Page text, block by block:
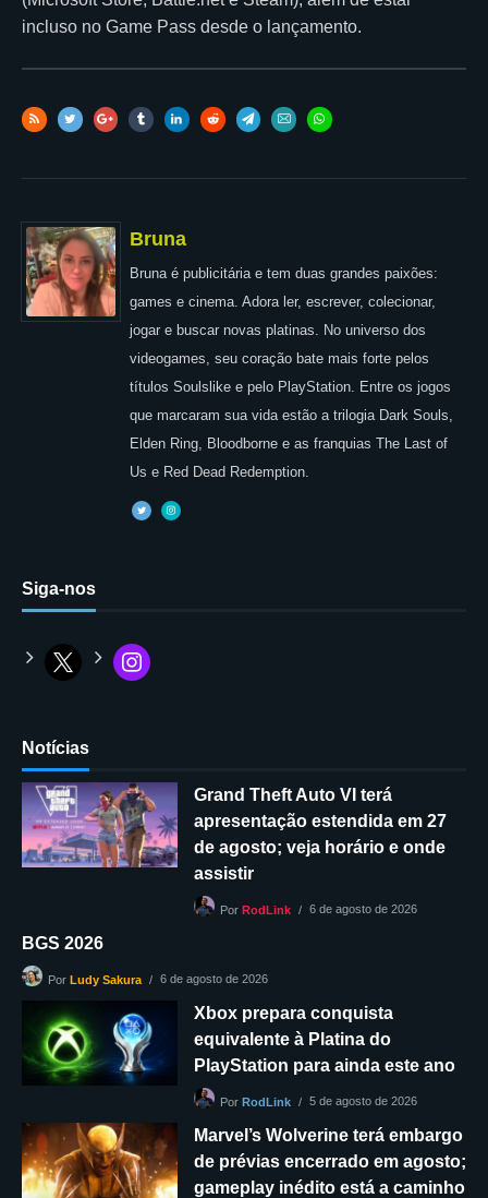
incluso no Game Pass desde o lançamento.
Bruna
Bruna é publicitária e tem duas grandes paixões:
games e cinema. Adora ler, escrever, colecionar,
jogar e buscar novas platinas. No universo dos
videogames, seu coração bate mais forte pelos
títulos Soulslike e pelo PlayStation. Entre os jogos
que marcaram sua vida estão a trilogia Dark Souls,
Elden Ring, Bloodborne e as franquias The Last of
Us e Red Dead Redemption.
Siga-nos
Notícias
Grand Theft Auto VI terá
apresentação estendida em 27
de agosto; veja horário e onde
assistir
Por RodLink 6 de agosto de 2026
BGS 2026
Por Ludy Sakura 6 de agosto de 2026
Xbox prepara conquista
equivalente à Platina do
PlayStation para ainda este ano
Por RodLink 5 de agosto de 2026
Marvel’s Wolverine terá embargo
de prévias encerrado em agosto;
gameplay inédito está a caminho